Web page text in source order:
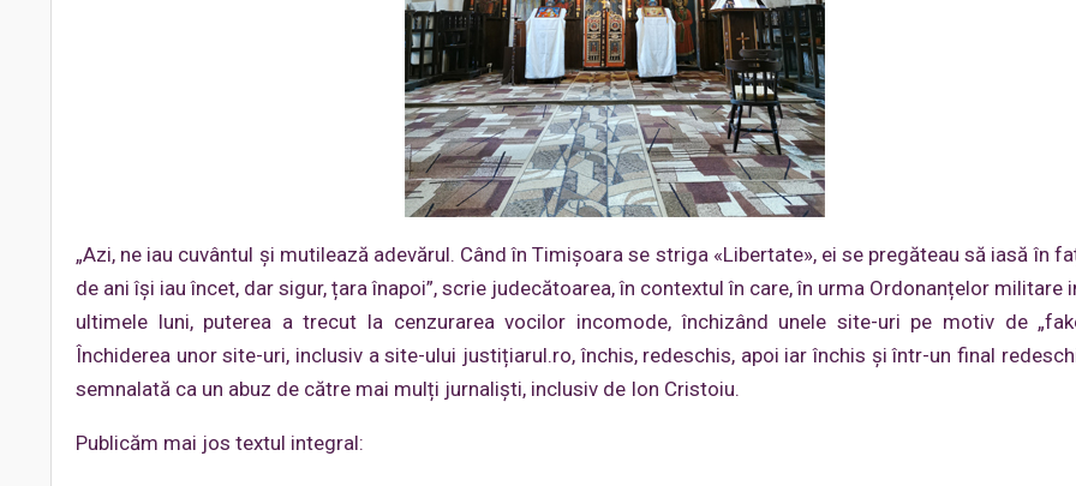
„Azi, ne iau cuvântul și mutilează adevărul. Când în Timișoara se striga «Libertate», ei se pregăteau să iasă în
de ani își iau încet, dar sigur, țara înapoi”, scrie judecătoarea, în contextul în care, în urma Ordonanțelor militare
ultimele luni, puterea a trecut la cenzurarea vocilor incomode, închizând unele site-uri pe motiv de
Închiderea unor site-uri, inclusiv a site-ului justițiarul.ro, închis, redeschis, apoi iar închis şi într-un final
semnalată ca un abuz de către mai mulți jurnaliști, inclusiv de Ion Cristoiu.
Publicăm mai jos textul integral: